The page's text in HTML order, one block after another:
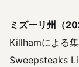
ミズーリ州（
Killhamによる
Sweepsteaks